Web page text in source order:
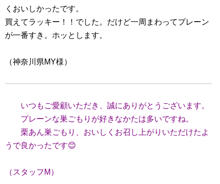
くおいしかったです。
買えてラッキー！！でした。だけど一周まわってプレーン
が一番すき。ホッとします。
（神奈川県MY様）
いつもご愛顧いただき、誠にありがとうございます。
プレーンな巣ごもりが好きなかたは多いですね。
栗あん巣ごもり、おいしくお召し上がりいただけたよ
うで良かったです😊
（スタッフM）